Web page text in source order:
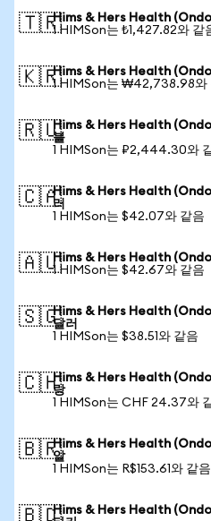
🇹🇷Hims & Hers Health
1 HIMSon는 ₺1,427.82와 같
🇰🇷Hims & Hers Health
1 HIMSon는 ₩42,738.98와
🇷🇺Hims & Hers Health
블
1 HIMSon는 ₽2,444.30와
🇨🇦Hims & Hers Health
러
1 HIMSon는 $42.07와 같음
🇦🇺Hims & Hers Health
1 HIMSon는 $42.67와 같음
🇸🇬Hims & Hers Health
달러
1 HIMSon는 $38.51와 같음
🇨🇭Hims & Hers Health
랑
1 HIMSon는 CHF 24.37와
🇧🇷Hims & Hers Health
알
1 HIMSon는 R$153.61와 같음
🇧🇩Hims & Hers Health